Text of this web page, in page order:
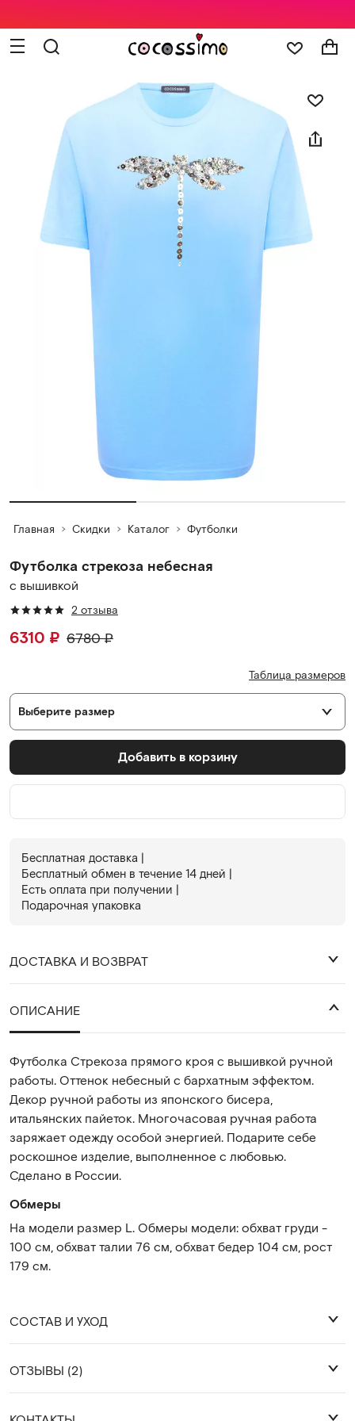
Главная Скидки Каталог Футболки
Футболка стрекоза небесная
с вышивкой
2 отзыва
6310 ₽ 6780₽
Таблица размеров
Выберите размер
Добавить в корзину
Бесплатная доставка |
Бесплатный обмен в течениe 14 дней |
Есть оплата при получении |
Подарочная упаковка
ДОСТАВКА И ВОЗВРАТ
ОПИСАНИЕ
Футболка Стрекоза прямого кроя с вышивкой ручной
работы. Оттенок небесный с бархатным эффектом.
Декор ручной работы из японского бисера,
итальянских пайеток. Многочасовая ручная работа
заряжает одежду особой энергией. Подарите себе
роскошное изделие, выполненное с любовью.
Сделано в России.
Обмеры
На модели размер L. Обмеры модели: обхват груди -
100 см, обхват талии 76 см, обхват бедер 104 см, рост
179 см.
СОСТАВ И УХОД
92% хлопок 8% лайкра
ОТЗЫВЫ (2)